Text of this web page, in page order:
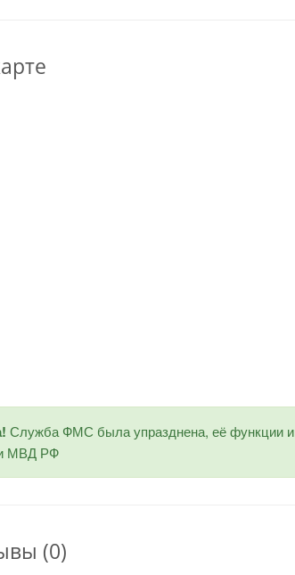
Служба ФМС была упразднена, её функции
МВД РФ
(0)